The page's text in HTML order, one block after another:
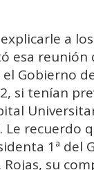
a
esa reunión
Gobierno
si tenían
Le recuerdo
1ª del
Rojas, su